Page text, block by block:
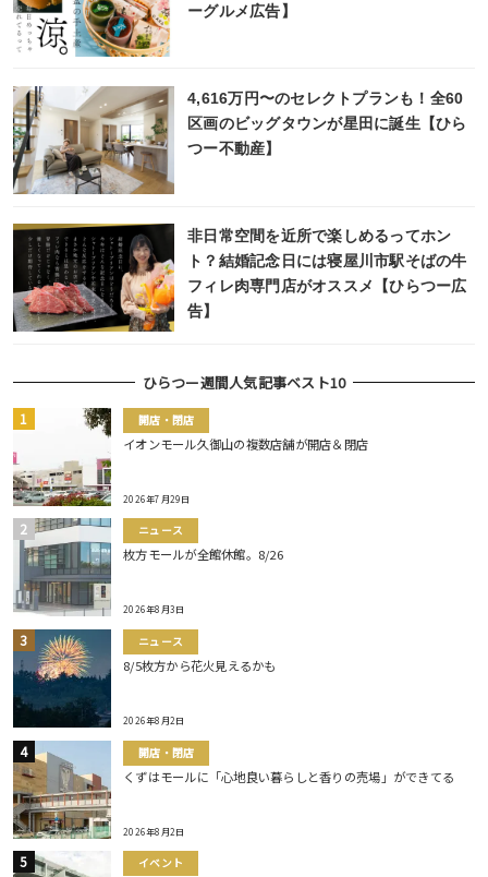
ーグルメ広告】
4,616万円〜のセレクトプランも！全60
区画のビッグタウンが星田に誕生【ひら
つー不動産】
非日常空間を近所で楽しめるってホン
ト？結婚記念日には寝屋川市駅そばの牛
フィレ肉専門店がオススメ【ひらつー広
告】
ひらつー週間人気記事ベスト10
開店・閉店
イオンモール久御山の複数店舗が開店＆閉店
2026年7月29日
ニュース
枚方モールが全館休館。8/26
2026年8月3日
ニュース
8/5枚方から花火見えるかも
2026年8月2日
開店・閉店
くずはモールに「心地良い暮らしと香りの売場」ができてる
2026年8月2日
イベント